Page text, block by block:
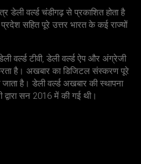
डेली वर्ल्ड चंडीगढ़ से प्रकाशित होता है
सहित पूरे उत्तर भारत के कई राज्यों
वर्ल्ड टीवी, डेली वर्ल्ड ऐप और अंग्रेजी
है। अखबार का डिजिटल संस्करण पूरे
है। डेली वर्ल्ड अखबार की स्थापना
सन 2016 में की गई थी।